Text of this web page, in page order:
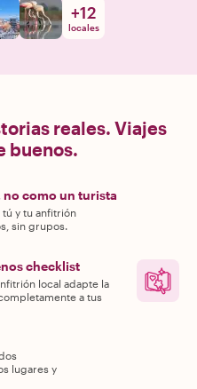
+12
locales
reales. Viajes
buenos.
como un turista
y tu anfitrión
sin grupos.
checklist
local adapte la
a tus
lugares y